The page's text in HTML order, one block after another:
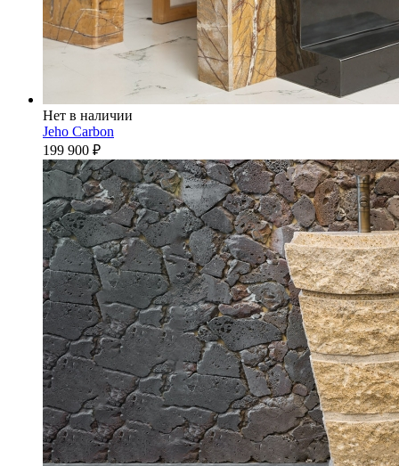
Нет в наличии
Jeho Carbon
199 900 ₽